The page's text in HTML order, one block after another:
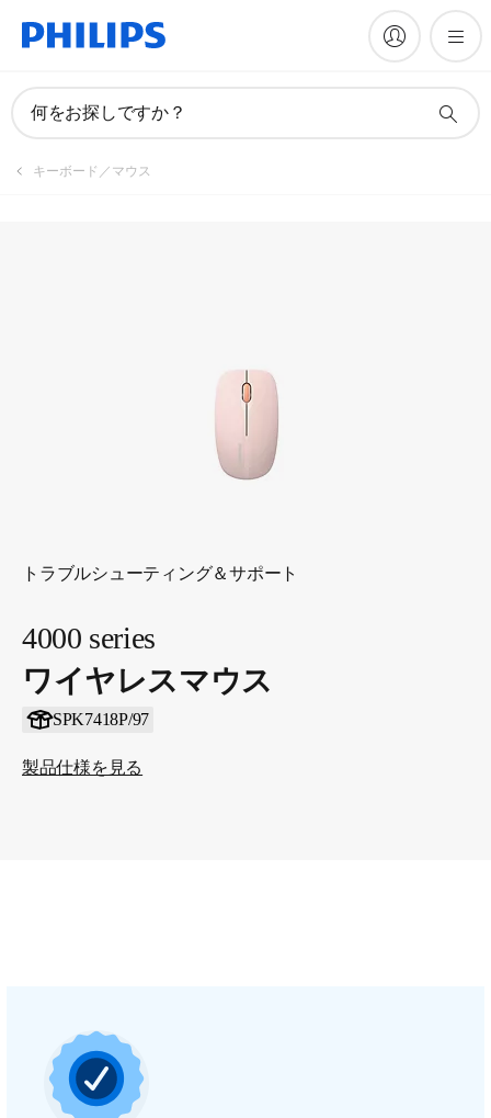
何をお探しですか？
キーボード／マウス
トラブルシューティング＆サポート
4000 series
ワイヤレスマウス
SPK7418P/97
製品仕様を見る
製品を登録